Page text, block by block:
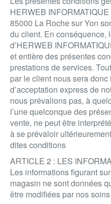
HERWEB
85000 La Roche sur Yon
du client. En conséquence,
d’HERWEB
et entière des présentes
prestations de services.
par le client nous sera
d’acceptation express de
nous prévalions pas, à
l’une quelconque des
vente, ne peut être
à se prévaloir
dites conditions
ARTICLE 2 : LES
Les informations figurant
magasin ne sont données
être modifiées par nos